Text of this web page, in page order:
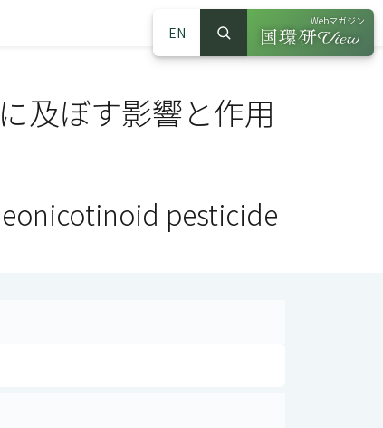
EN
サイト内検索
検索
Webマガジン
（別ウインドウ
及ぼす影響と作用
pesticide